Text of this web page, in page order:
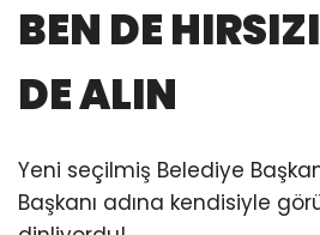
BEN DE
DE ALIN
Yeni seçilmiş Belediye
Başkanı adına kendisiyle